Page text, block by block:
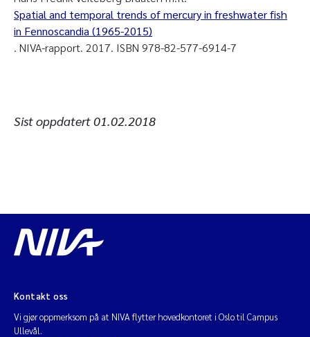
Spatial and temporal trends of mercury in freshwater fish
in Fennoscandia (1965-2015)
. NIVA-rapport. 2017. ISBN 978-82-577-6914-7
Sist oppdatert01.02.2018
Kontakt oss
Vi gjør oppmerksom på at NIVA flytter hovedkontoret i Oslo til Campus
Ullevål.